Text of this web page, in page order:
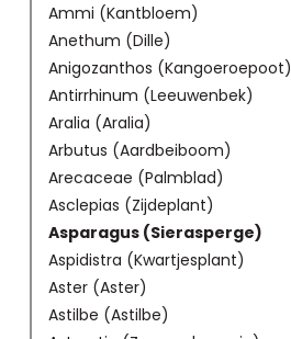
Ammi (Kantbloem)
Anethum (Dille)
Anigozanthos (Kangoeroepoot)
Antirrhinum (Leeuwenbek)
Aralia (Aralia)
Arbutus (Aardbeiboom)
Arecaceae (Palmblad)
Asclepias (Zijdeplant)
Asparagus (Sierasperge)
Aspidistra (Kwartjesplant)
Aster (Aster)
Astilbe (Astilbe)